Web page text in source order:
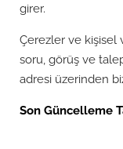
girer.
Çerezler ve kişisel
soru, görüş ve
adresi üzerinden
Son Güncelleme